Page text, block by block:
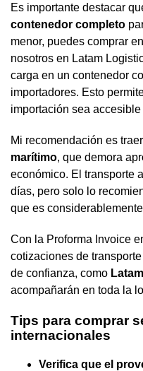
Es importante destacar
contenedor completo
menor, puedes comprar
nosotros en Latam
carga en un contenedor
importadores. Esto
importación sea
Mi recomendación es
marítimo, que demora
económico. El transporte
días, pero solo lo
que es
Con la Proforma Invoice
cotizaciones de
de confianza, como
acompañarán en toda la
Tips para comprar
internacionales
Verifica que el